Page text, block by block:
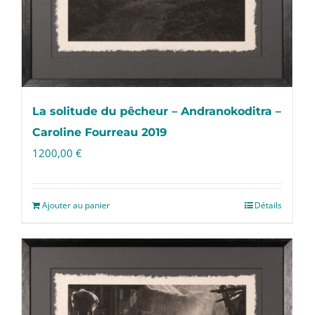
La solitude du pêcheur – Andranokoditra –
Caroline Fourreau 2019
1200,00 €
Ajouter au panier Détails